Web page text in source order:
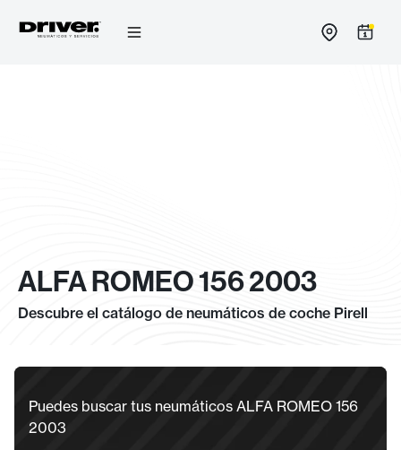
ALFA ROMEO 156 2003
Descubre el catálogo de neumáticos de coche Pirell
Puedes buscar tus neumáticos ALFA ROMEO 156
2003